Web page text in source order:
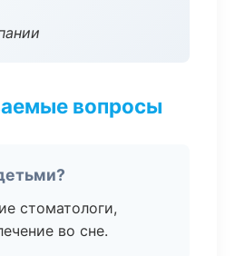
вопросы
стоматологи,
во сне.